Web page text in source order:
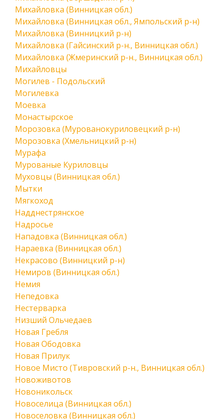
Михайловка (Винницкая обл.)
Михайловка (Винницкая обл., Ямпольский р-н)
Михайловка (Винницкий р-н)
Михайловка (Гайсинский р-н., Винницкая обл.)
Михайловка (Жмеринский р-н., Винницкая обл.)
Михайловцы
Могилев - Подольский
Могилевка
Моевка
Монастырское
Морозовка (Мурованокуриловецкий р-н)
Морозовка (Хмельницкий р-н)
Мурафа
Мурованые Куриловцы
Муховцы (Винницкая обл.)
Мытки
Мягкоход
Надднестрянское
Надросье
Нападовка (Винницкая обл.)
Нараевка (Винницкая обл.)
Некрасово (Винницкий р-н)
Немиров (Винницкая обл.)
Немия
Непедовка
Нестерварка
Низший Ольчедаев
Новая Гребля
Новая Ободовка
Новая Прилук
Новое Мисто (Тивровский р-н., Винницкая обл.)
Новоживотов
Новоникольск
Новоселица (Винницкая обл.)
Новоселовка (Винницкая обл.)